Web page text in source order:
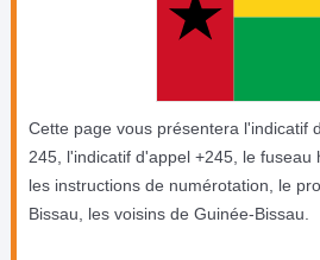
Cette page vous présentera l'indicatif
245, l'indicatif d'appel +245, le fuseau
les instructions de numérotation, le
Bissau, les voisins de Guinée-Bissau.